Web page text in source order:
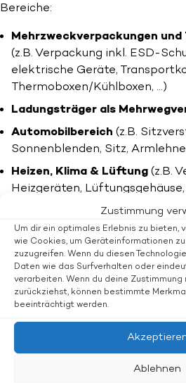
Zustimmung
Um dir ein optimales Erlebnis zu bieten,
wie Cookies, um Geräteinformationen
zuzugreifen. Wenn du diesen
Daten wie das Surfverhalten oder
verarbeiten. Wenn du deine
zurückziehst, können bestimmte
beeinträchtigt werden.
Ablehnen
Bereiche:
Mehrzweckverpackungen
(z.B. Verpackung inkl. ESD-
elektrische Geräte,
Thermoboxen/Kühlboxen, …)
Ladungsträger als
Automobilbereich (z.B.
Sonnenblenden, Sitz,
Heizen, Klima & Lüftung (z.B.
Heizgeräten,
Sport & Freizeit(z.B. Bälle,
Getränkekühler,
Möbel und Outdoor-Artikel
Hocker, …)
Medizin- &
Arzneistoffen, Fisch, Eis, …)
Sicherheit
(z.B. Knieschutz,
Boots- und Schiffbau(z.B.
(Hülle von